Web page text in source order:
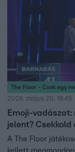
The Floor - Csak egy
2026. május 20. 18:45
Emoji-vadászat:
jelent? Csekkold
A The Floor